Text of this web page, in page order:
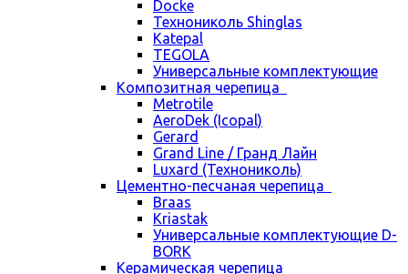
Docke
Технониколь Shinglas
Katepal
TEGOLA
Универсальные комплектующие
Композитная черепица
Metrotile
AeroDek (Icopal)
Gerard
Grand Line / Гранд Лайн
Luxard (Технониколь)
Цементно-песчаная черепица
Braas
Kriastak
Универсальные комплектующие D-
BORK
Керамическая черепица